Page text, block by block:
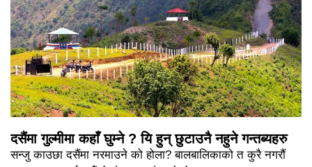
दसैंमा गुल्मीमा कहाँ घुम्ने ? यि हुन् छुटाउनै नहुने गन्तब्यहरु
सन्जु काउछा दसैंमा नरमाउने को होला? बालबालिकाको त कुरै नगरौं